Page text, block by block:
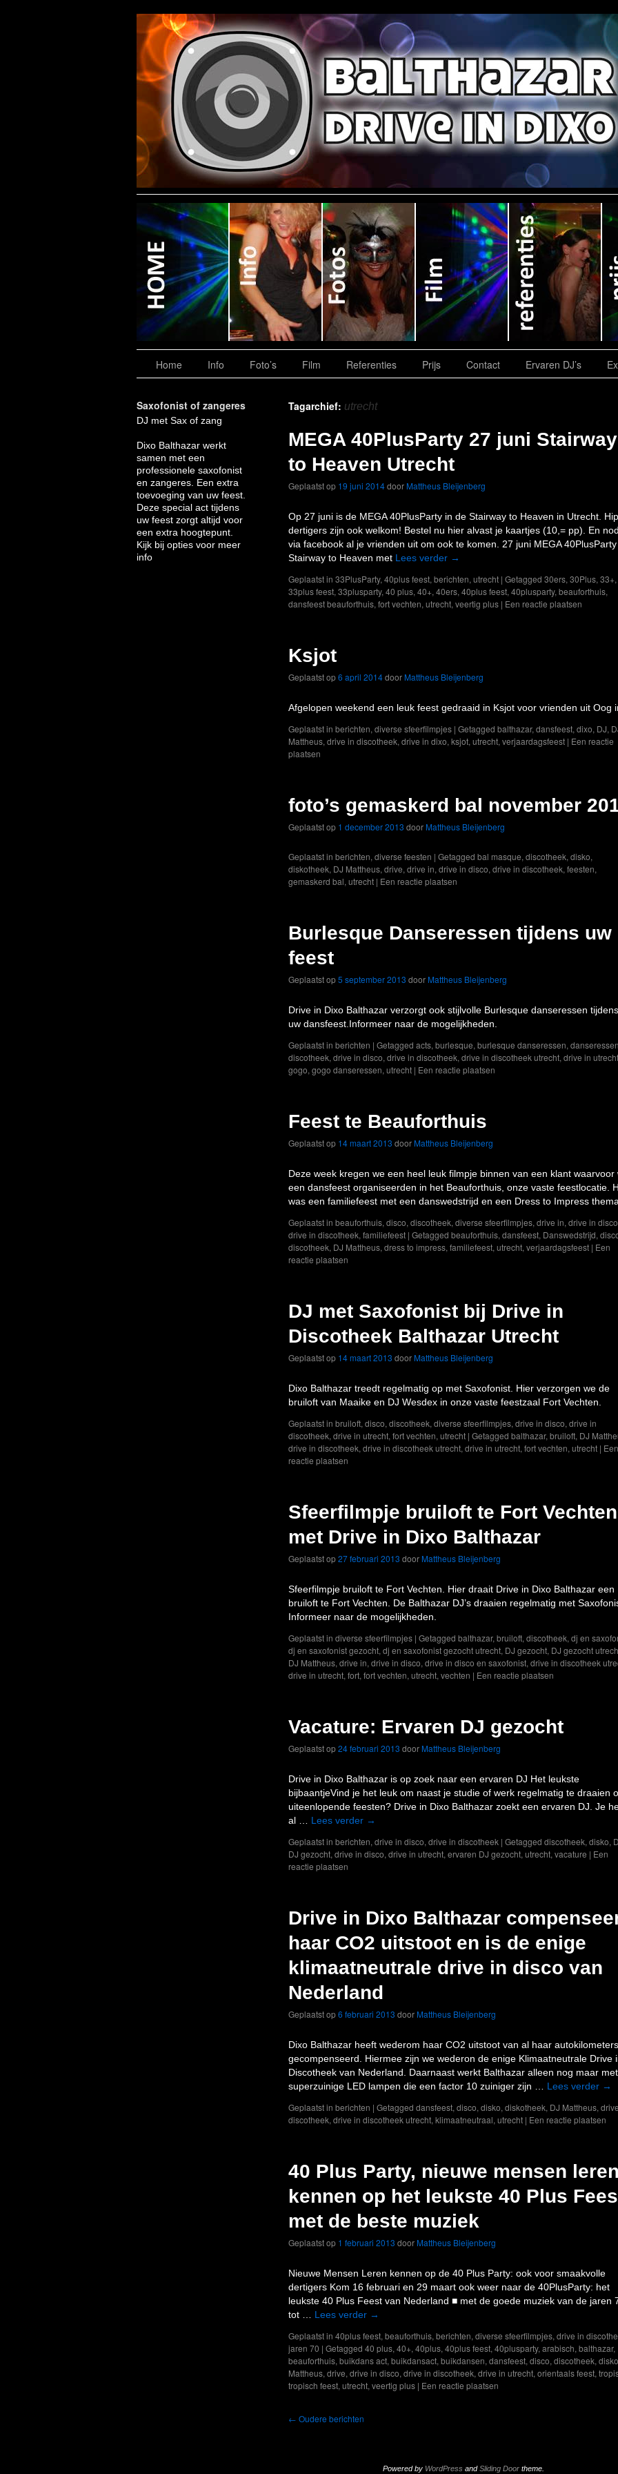
Home Info Foto’s Film Referenties Prijs Contact Ervaren DJ’s
Saxofonist of zangeres
DJ met Sax of zang
Dixo Balthazar werkt
samen met een
professionele saxofonist
en zangeres. Een extra
toevoeging van uw feest.
Deze special act tijdens
uw feest zorgt altijd voor
een extra hoogtepunt.
Kijk bij opties voor meer
info
Tagarchief: utrecht
MEGA 40PlusParty 27 juni Stairway
to Heaven Utrecht
Geplaatst op 19 juni 2014door Mattheus Bleijenberg
Op 27 juni is de MEGA 40PlusParty in de Stairway to Heaven in Utrecht.
dertigers zijn ook welkom! Bestel nu hier alvast je kaartjes (10,= pp). En
via facebook al je vrienden uit om ook te komen. 27 juni MEGA
Stairway to Heaven met Lees verder →
Geplaatst in 33PlusParty, 40plus feest, berichten, utrecht | Getagged 30ers, 30Plus, 33+,
33plus feest, 33plusparty, 40 plus, 40+, 40ers, 40plus feest, 40plusparty, beauforthuis,
dansfeest beauforthuis, fort vechten, utrecht, veertig plus | Een reactie plaatsen
Ksjot
Geplaatst op6 april 2014door Mattheus Bleijenberg
Afgelopen weekend een leuk feest gedraaid in Ksjot voor vrienden uit Oog
Geplaatst in berichten, diverse sfeerfilmpjes | Getagged balthazar, dansfeest, dixo, DJ,
Mattheus, drive in discotheek, drive in dixo, ksjot, utrecht, verjaardagsfeest | Een reactie
plaatsen
foto’s gemaskerd bal november
Geplaatst op 1 december 2013 door Mattheus Bleijenberg
Geplaatst in berichten, diverse feesten | Getagged bal masque, discotheek, disko,
diskotheek, DJ Mattheus, drive, drive in, drive in disco, drive in discotheek, feesten,
gemaskerd bal, utrecht | Een reactie plaatsen
Burlesque Danseressen tijdens uw
feest
Geplaatst op5 september 2013 door Mattheus Bleijenberg
Drive in Dixo Balthazar verzorgt ook stijlvolle Burlesque danseressen tijdens
uw dansfeest.Informeer naar de mogelijkheden.
Geplaatst in berichten | Getagged acts, burlesque, burlesque danseressen, danseressen
discotheek, drive in disco, drive in discotheek, drive in discotheek utrecht, drive in utrecht
gogo, gogo danseressen, utrecht | Een reactie plaatsen
Feest te Beauforthuis
Geplaatst op 14 maart 2013 door Mattheus Bleijenberg
Deze week kregen we een heel leuk filmpje binnen van een klant waarvoor
een dansfeest organiseerden in het Beauforthuis, onze vaste feestlocatie.
was een familiefeest met een danswedstrijd en een Dress to Impress thema.
Geplaatst in beauforthuis, disco, discotheek, diverse sfeerfilmpjes, drive in, drive in disco
drive in discotheek, familiefeest | Getagged beauforthuis, dansfeest, Danswedstrijd,
discotheek, DJ Mattheus, dress to impress, familiefeest, utrecht, verjaardagsfeest | Een
reactie plaatsen
DJ met Saxofonist bij Drive in
Discotheek Balthazar Utrecht
Geplaatst op 14 maart 2013 door Mattheus Bleijenberg
Dixo Balthazar treedt regelmatig op met Saxofonist. Hier verzorgen we de
bruiloft van Maaike en DJ Wesdex in onze vaste feestzaal Fort Vechten.
Geplaatst in bruiloft, disco, discotheek, diverse sfeerfilmpjes, drive in disco, drive in
discotheek, drive in utrecht, fort vechten, utrecht | Getagged balthazar, bruiloft, DJ
drive in discotheek, drive in discotheek utrecht, drive in utrecht, fort vechten, utrecht | Een
reactie plaatsen
Sfeerfilmpje bruiloft te Fort Vechten
met Drive in Dixo Balthazar
Geplaatst op27 februari 2013 door Mattheus Bleijenberg
Sfeerfilmpje bruiloft te Fort Vechten. Hier draait Drive in Dixo Balthazar een
bruiloft te Fort Vechten. De Balthazar DJ’s draaien regelmatig met
Informeer naar de mogelijkheden.
Geplaatst in diverse sfeerfilmpjes | Getagged balthazar, bruiloft, discotheek, dj en
dj en saxofonist gezocht, dj en saxofonist gezocht utrecht, DJ gezocht, DJ gezocht
DJ Mattheus, drive in, drive in disco, drive in disco en saxofonist, drive in discotheek
drive in utrecht, fort, fort vechten, utrecht, vechten | Een reactie plaatsen
Vacature: Ervaren DJ gezocht
Geplaatst op24 februari 2013 door Mattheus Bleijenberg
Drive in Dixo Balthazar is op zoek naar een ervaren DJ Het leukste
bijbaantjeVind je het leuk om naast je studie of werk regelmatig te draaien
uiteenlopende feesten? Drive in Dixo Balthazar zoekt een ervaren DJ. Je
al … Lees verder →
Geplaatst in berichten, drive in disco, drive in discotheek | Getagged discotheek, disko,
DJ gezocht, drive in disco, drive in utrecht, ervaren DJ gezocht, utrecht, vacature | Een
reactie plaatsen
Drive in Dixo Balthazar
haar CO2 uitstoot en is de enige
klimaatneutrale drive in disco van
Nederland
Geplaatst op6 februari 2013 door Mattheus Bleijenberg
Dixo Balthazar heeft wederom haar CO2 uitstoot van al haar autokilometers
gecompenseerd. Hiermee zijn we wederon de enige Klimaatneutrale Drive
Discotheek van Nederland. Daarnaast werkt Balthazar alleen nog maar met
superzuinige LED lampen die een factor 10 zuiniger zijn … Lees verder →
Geplaatst in berichten | Getagged dansfeest, disco, disko, diskotheek, DJ Mattheus,
discotheek, drive in discotheek utrecht, klimaatneutraal, utrecht | Een reactie plaatsen
40 Plus Party, nieuwe mensen leren
kennen op het leukste 40 Plus
met de beste muziek
Geplaatst op 1 februari 2013 door Mattheus Bleijenberg
Nieuwe Mensen Leren kennen op de 40 Plus Party: ook voor smaakvolle
dertigers Kom 16 februari en 29 maart ook weer naar de 40PlusParty: het
leukste 40 Plus Feest van Nederland ■ met de goede muziek van de jaren
tot … Lees verder →
Geplaatst in 40plus feest, beauforthuis, berichten, diverse sfeerfilmpjes, drive in
jaren 70 | Getagged 40 plus, 40+, 40plus, 40plus feest, 40plusparty, arabisch, balthazar,
beauforthuis, buikdans act, buikdansact, buikdansen, dansfeest, disco, discotheek, disko
Mattheus, drive, drive in disco, drive in discotheek, drive in utrecht, orientaals feest,
tropisch feest, utrecht, veertig plus | Een reactie plaatsen
← Oudere berichten
Powered by WordPress andSliding Door theme.